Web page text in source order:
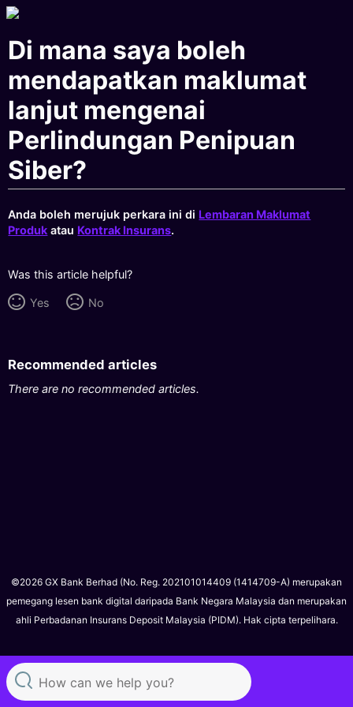
Di mana saya boleh
mendapatkan maklumat
lanjut mengenai
Perlindungan Penipuan
Siber?
Anda boleh merujuk perkara ini di Lembaran Maklumat
Produk atau Kontrak Insurans.
Was this article helpful?
Yes No
Recommended articles
There are no recommended articles.
©2026 GX Bank Berhad (No. Reg. 202101014409 (1414709-A) merupakan
pemegang lesen bank digital daripada Bank Negara Malaysia dan merupakan
ahli Perbadanan Insurans Deposit Malaysia (PIDM). Hak cipta terpelihara.